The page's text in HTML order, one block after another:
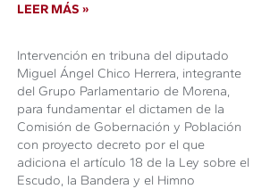
LEER MÁS »
Intervención en tribuna del diputado
Miguel Ángel Chico Herrera, integrante
del Grupo Parlamentario de Morena,
para fundamentar el dictamen de la
Comisión de Gobernación y Población
con proyecto decreto por el que
adiciona el artículo 18 de la Ley sobre el
Escudo, la Bandera y el Himno